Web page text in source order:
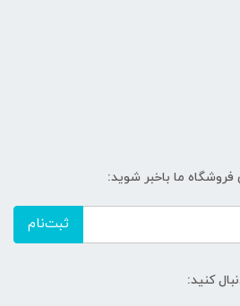
ما باخبر شوید:
ثبت‌نام
کنید: